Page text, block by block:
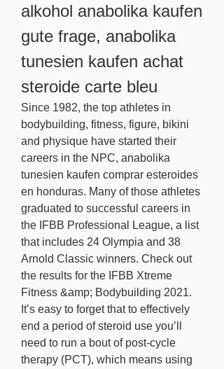
alkohol anabolika kaufen
gute frage, anabolika
tunesien kaufen achat
steroide carte bleu
Since 1982, the top athletes in
bodybuilding, fitness, figure, bikini
and physique have started their
careers in the NPC, anabolika
tunesien kaufen comprar esteroides
en honduras. Many of those athletes
graduated to successful careers in
the IFBB Professional League, a list
that includes 24 Olympia and 38
Arnold Classic winners. Check out
the results for the IFBB Xtreme
Fitness &amp; Bodybuilding 2021.
It’s easy to forget that to effectively
end a period of steroid use you’ll
need to run a bout of post-cycle
therapy (PCT), which means using